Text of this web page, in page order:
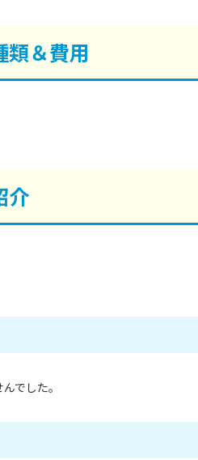
＆費用
介
でした。